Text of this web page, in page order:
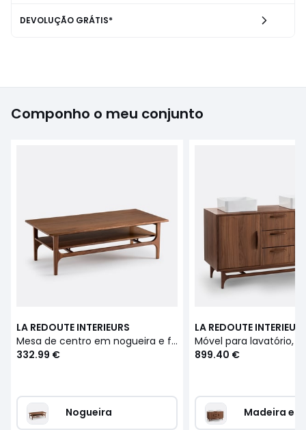
DEVOLUÇÃO GRÁTIS*
Componho o meu conjunto
LA REDOUTE INTERIEURS
Mesa de centro em nogueira e folheado de nogueira, Larsen
332.99 €
Nogueira
LA REDOUTE
Móvel para lavatório,
899.40 €
Madeira